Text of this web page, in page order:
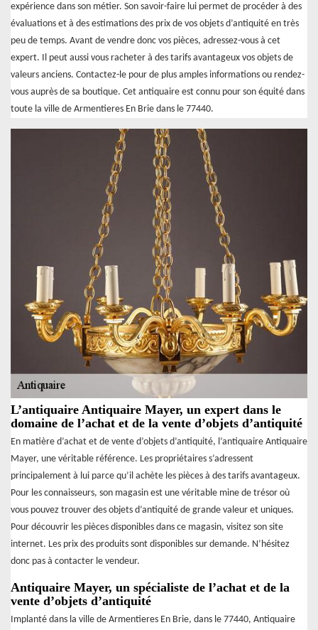
expérience dans son métier. Son savoir-faire lui permet de procéder à des
évaluations et à des estimations des prix de vos objets d’antiquité en très
peu de temps. Avant de vendre donc vos pièces, adressez-vous à cet
expert. Il peut aussi vous racheter à des tarifs avantageux vos objets de
valeurs anciens. Contactez-le pour de plus amples informations ou rendez-
vous auprès de sa boutique. Cet antiquaire est connu pour son équité dans
toute la ville de Armentieres En Brie dans le 77440.
L’antiquaire Antiquaire Mayer, un expert dans le
domaine de l’achat et de la vente d’objets d’antiquité
En matière d’achat et de vente d’objets d’antiquité, l’antiquaire Antiquaire
Mayer, une véritable référence. Les propriétaires s’adressent
principalement à lui parce qu’il achète les pièces à des tarifs avantageux.
Pour les connaisseurs, son magasin est une véritable mine de trésor où
vous pouvez trouver des objets d’antiquité de grande valeur et uniques.
Pour découvrir les pièces disponibles dans ce magasin, visitez son site
internet. Les prix des produits sont disponibles sur demande. N’hésitez
donc pas à contacter le vendeur.
Antiquaire Mayer, un spécialiste de l’achat et de la
vente d’objets d’antiquité
Implanté dans la ville de Armentieres En Brie, dans le 77440, Antiquaire